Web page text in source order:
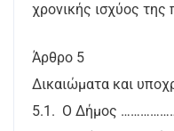
χρονικής ισχύος της
Άρθρο 5
Δικαιώματα και
5.1. Ο Δήμος